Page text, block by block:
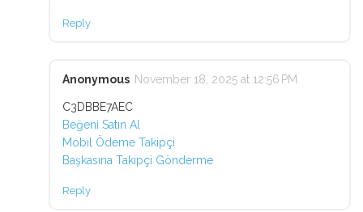
Reply
Anonymous November 18, 2025 at 12:56 PM
C3DBBE7AEC
Beğeni Satın Al
Mobil Ödeme Takipçi
Başkasına Takipçi Gönderme
Reply